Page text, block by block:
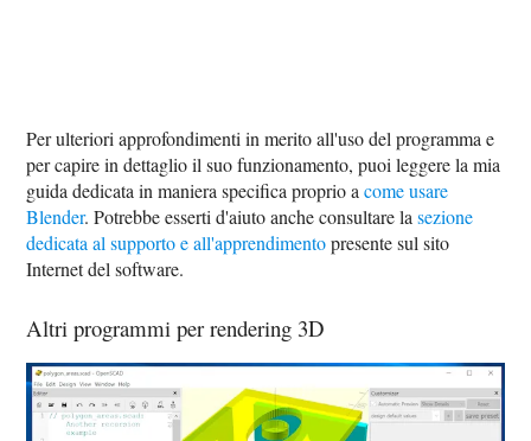
Per ulteriori approfondimenti in merito all'uso del programma e
per capire in dettaglio il suo funzionamento, puoi leggere la mia
guida dedicata in maniera specifica proprio acome usare
Blender. Potrebbe esserti d'aiuto anche consultare lasezione
dedicata al supporto e all'apprendimentopresente sul sito
Internet del software.
Altri programmi per rendering 3D